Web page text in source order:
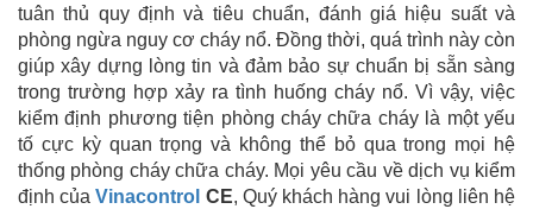
tuân thủ quy định và tiêu chuẩn, đánh giá hiệu suất và
phòng ngừa nguy cơ cháy nổ. Đồng thời, quá trình này còn
giúp xây dựng lòng tin và đảm bảo sự chuẩn bị sẵn sàng
trong trường hợp xảy ra tình huống cháy nổ. Vì vậy, việc
kiểm định phương tiện phòng cháy chữa cháy là một yếu
tố cực kỳ quan trọng và không thể bỏ qua trong mọi hệ
thống phòng cháy chữa cháy. Mọi yêu cầu về dịch vụ kiểm
định củaVinacontrol CE, Quý khách hàng vui lòng liên hệ